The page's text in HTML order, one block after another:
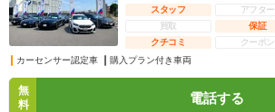
スタッフ
アフター
買取
保証
クチコミ
クーポン
カーセンサー認定車
購入プラン付き車両
無
料
電話する